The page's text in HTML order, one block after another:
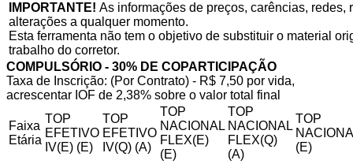
IMPORTANTE! As informações de preços, carências,
alterações a qualquer momento.
Esta ferramenta não tem o objetivo de substituir o material
trabalho do corretor.
COMPULSÓRIO - 30% DE COPARTICIPAÇÃO
Taxa de Inscrição: (Por Contrato) - R$ 7,50 por vida,
acrescentar IOF de 2,38% sobre o valor total final
Faixa
Etária
TOP
EFETIVO
IV(E) (E)
TOP
EFETIVO
IV(Q) (A)
TOP
NACIONAL
FLEX(E)
(E)
TOP
NACIONAL
FLEX(Q)
(A)
TOP
(E)